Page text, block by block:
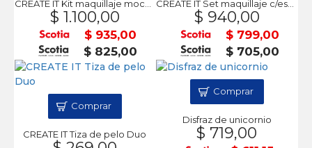
$ 1.100,00
$ 935,00
$ 825,00
$ 940,00
$ 799,00
$ 705,00
CREATE IT Tiza de pelo Duo
Comprar
Disfraz de unicornio
$ 719,00
Comprar